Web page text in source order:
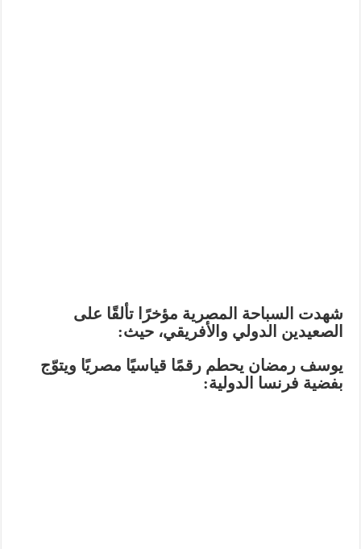
شهدت السباحة المصرية مؤخرًا تألقًا على
الصعيدين الدولي والأفريقي، حيث:
يوسف رمضان يحطم رقمًا قياسيًا مصريًا ويتوّج
بفضية فرنسا الدولية: